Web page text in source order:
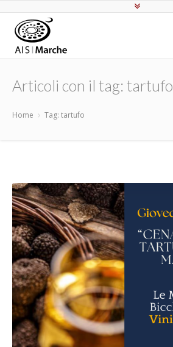
Articoli con il tag: tartufo
Home Tag: tartufo